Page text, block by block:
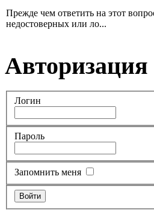
Прежде чем ответить на этот
недостоверных или ло...
Авторизация
Логин
Пароль
Запомнить меня